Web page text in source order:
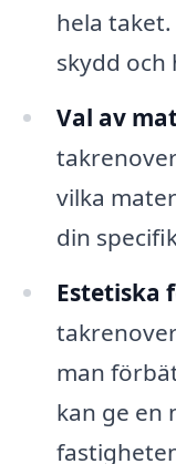
hela
skydd och
Val av
vilka
din
Estetiska
man
kan ge en